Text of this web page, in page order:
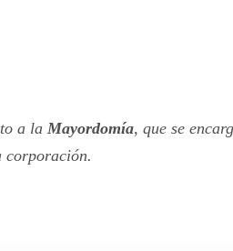
a la Mayordomía, que se
corporación.